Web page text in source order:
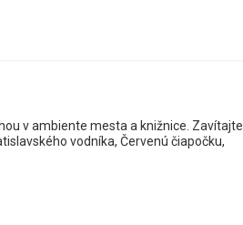
v ambiente mesta a knižnice. Zavítajte
vodníka, Červenú čiapočku,